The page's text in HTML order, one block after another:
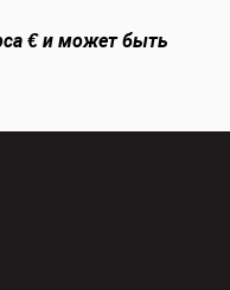
€ и может быть